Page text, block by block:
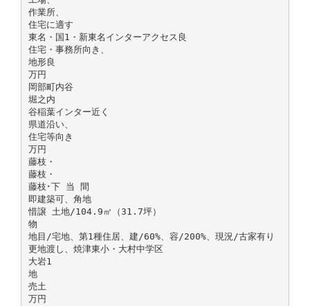
作業所、
住宅に適す
東名・国1・新東名インターアクセス良
住宅・事務所向き、
地形良
万円
岡部町内谷
堀之内
谷稲葉インター近く
県道沿い、
住宅等向き
万円
藤枝・
藤枝・
藤枝･下 当 間
即建築可、角地
惜譲 土地/104.9㎡（31.7坪）
物
地目/宅地、第1種住居、建/60%、容/200%、現況/古家有り
更地渡し、焼津東小・大村中学区
大岩1
地
売土
万円